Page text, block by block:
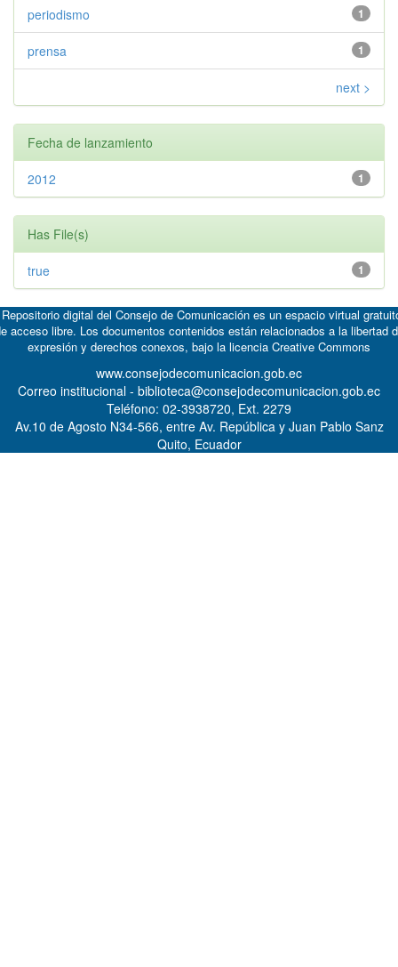
1
periodismo
1
prensa
next >
Fecha de lanzamiento
1
2012
Has File(s)
1
true
digital del Consejo de Comunicación es un espacio virtual
acceso libre. Los documentos contenidos están relacionados a la libertad
expresión y derechos conexos, bajo la licencia Creative Commons
www.consejodecomunicacion.gob.ec
Correo institucional - biblioteca@consejodecomunicacion.gob.ec
Teléfono: 02-3938720, Ext. 2279
Av.10 de Agosto N34-566, entre Av. República y Juan Pablo Sanz
Quito, Ecuador